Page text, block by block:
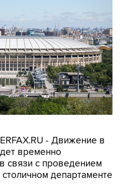
- Движение в
временно
связи с проведением
департаменте